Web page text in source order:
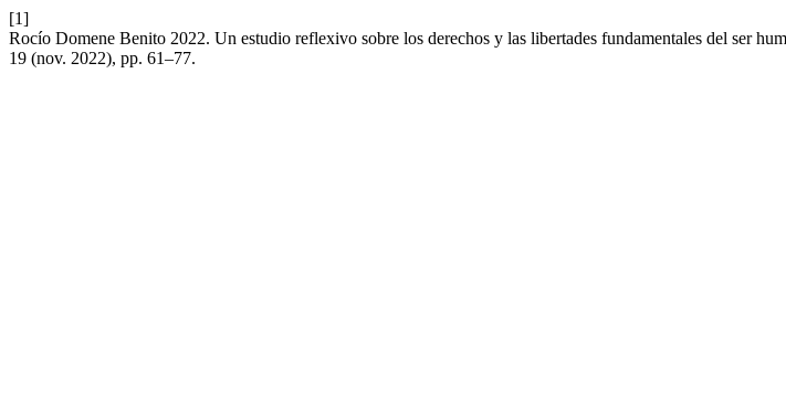
[1]
Rocío Domene Benito 2022. Un estudio reflexivo sobre los derechos y las libertades fundamentales del ser
19 (nov. 2022), pp. 61–77.